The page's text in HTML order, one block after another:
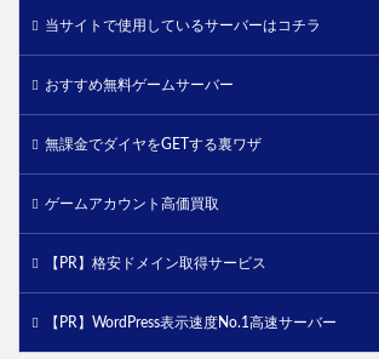
当サイトで使用しているサーバーはコチラ
おすすめ無料ゲームサーバー
無課金でダイヤをGETする裏ワザ
ゲームアカウント高価買取
【PR】格安ドメイン取得サービス
【PR】WordPress表示速度No.1高速サーバー